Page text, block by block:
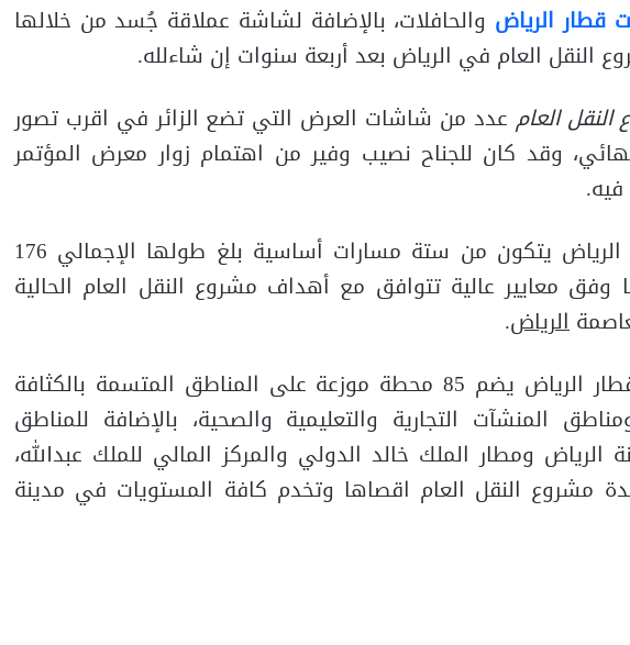
قطار الرياض والحافلات، بالإضافة لشاشة عملاقة جُسد من خلالها
النقل العام في الرياض بعد أربعة سنوات إن شاءلله.
العام عدد من شاشات العرض التي تضع الزائر في اقرب تصور
وقد كان للجناح نصيب وفير من اهتمام زوار معرض المؤتمر
كما أوُضح إن قطار الرياض يتكون من ستة مسارات أساسية بلغ طولها الإجمالي 176
وفق معايير عالية تتوافق مع أهداف مشروع النقل العام الحالية
الرياض.
وقد أُشير إلى أن قطار الرياض يضم 85 محطة موزعة على المناطق المتسمة بالكثافة
المنشآت التجارية والتعليمية والصحية، بالإضافة للمناطق
ومطار الملك خالد الدولي والمركز المالي للملك عبدالله،
مشروع النقل العام اقصاها وتخدم كافة المستويات في مدينة